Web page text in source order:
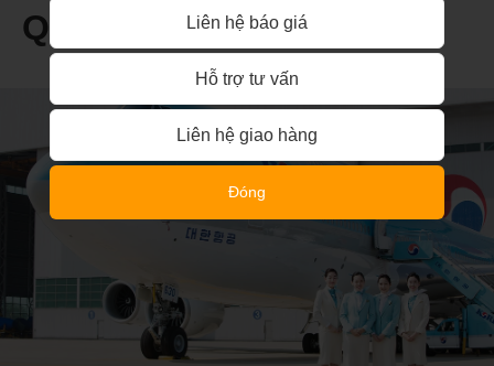
Quốc
Liên hệ báo giá
Hỗ trợ tư vấn
Liên hệ giao hàng
Đóng